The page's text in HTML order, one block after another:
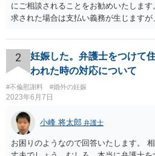
にご相談されることをお勧めいたしま
求された場合は支払い義務が生じます
2
妊娠した。弁護士をつけて
われた時の対応について
#不倫慰謝料 #婚外の妊娠
2023年6月7日
小峰 将太郎 弁護士
お困りのようなので回答いたします。